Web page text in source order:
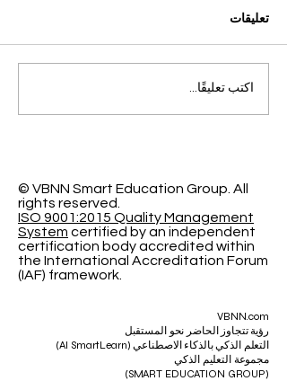
التميز الأكاديمي العالمي: افتح
آفاقاً جديدة مع الجامعة
تعليقات
اكتب تعليقًا...
© VBNN Smart Education Group. All
rights reserved.
ISO 9001:2015 Quality Management
System certified by an independent
certification body accredited within
the International Accreditation Forum
(IAF) framework.
VBNN.com
رؤية تتجاوز الحاضر نحو المستقبل
التعلم الذكي بالذكاء الاصطناعي (AI SmartLearn)
مجموعة التعليم الذكي
(SMART EDUCATION GROUP)